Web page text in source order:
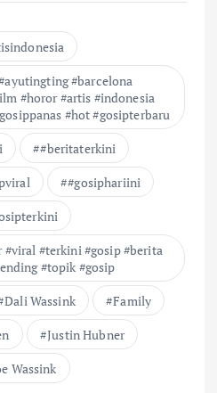
#barcelona
#horor #artis #indonesia
#hot #gosipterbaru
#beritaterkini
#gosiphariini
#terkini #gosip #berita
#topik #gosip
Dali Wassink
Family
Justin Hubner
Wassink